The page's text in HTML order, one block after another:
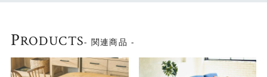
PRODUCTS- 関連商品 -